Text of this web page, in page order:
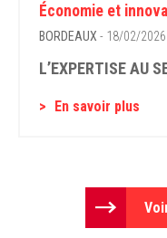
Économie et
BORDEAUX - 18/02/2026
L’EXPERTISE AU
En savoir plus